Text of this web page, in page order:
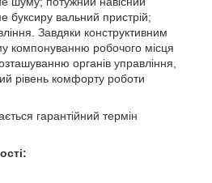
буксиру вальний пристрій;
Завдяки конструктивним
компонуванню робочого місця
органів управління,
рівень комфорту роботи
гарантійний термін